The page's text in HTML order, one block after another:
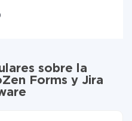
sobre la
Forms y Jira